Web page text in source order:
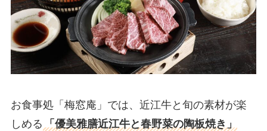
お食事処「梅窓庵」では、近江牛と旬の素材が楽
しめる
「優美雅膳近江牛と春野菜の陶板焼き」